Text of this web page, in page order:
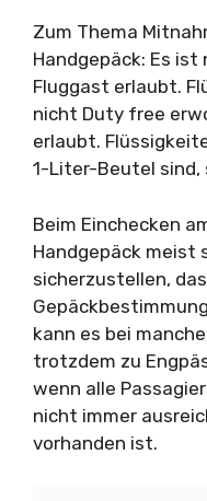
Zum Thema
Handgepäck: Es
Fluggast erlaubt.
nicht Duty free
erlaubt.
1-Liter-Beutel sind,
Beim Einchecken
Handgepäck meist
sicherzustellen,
kann es bei
trotzdem zu
wenn alle
nicht immer
vorhanden ist.